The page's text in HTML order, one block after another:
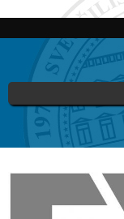
Vi ste ovdje